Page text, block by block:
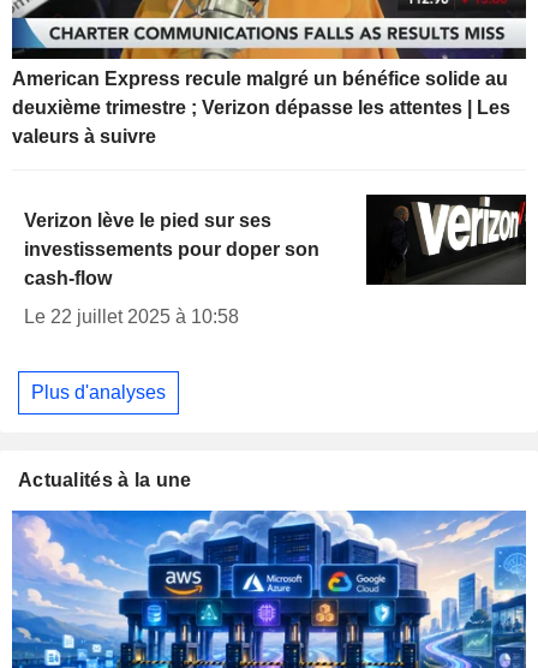
American Express recule malgré un bénéfice solide au
deuxième trimestre ; Verizon dépasse les attentes | Les
valeurs à suivre
Verizon lève le pied sur ses
investissements pour doper son
cash-flow
Le 22 juillet 2025 à 10:58
Plus d'analyses
Actualités à la une